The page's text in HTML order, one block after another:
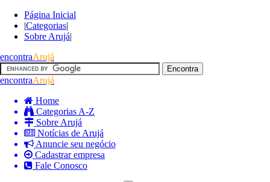
Página Inicial
|Categorias|
Sobre Arujá|
encontraArujá
encontraArujá
Home
Categorias A-Z
Sobre Arujá
Notícias de Arujá
Anuncie seu negócio
Cadastrar empresa
Fale Conosco